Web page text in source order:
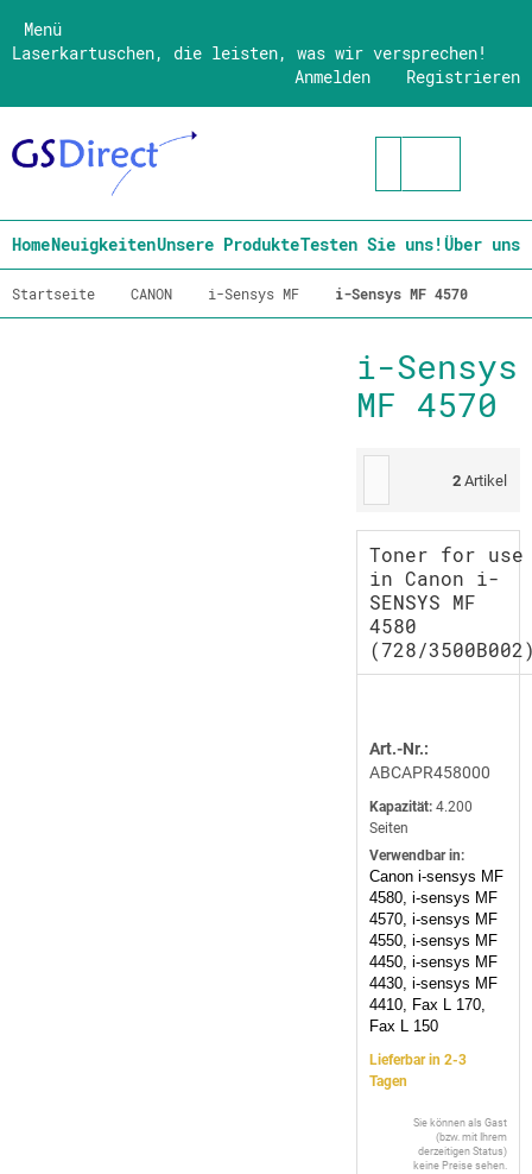
Menü
Laserkartuschen, die leisten, was wir versprechen!
Registrieren
Anmelden
HomeNeuigkeitenUnsere ProdukteTesten Sie uns!Über uns
Startseite CANON i-Sensys MF i-Sensys MF 4570
i-Sensys
MF 4570
2 Artikel
Toner for use
in Canon i-
SENSYS MF
4580
(728/
Art.-Nr.:
ABCAPR458000
Kapazität: 4.200
Seiten
Verwendbar in:
Canon i-sensys MF
4580, i-sensys MF
4570, i-sensys MF
4550, i-sensys MF
4450, i-sensys MF
4430, i-sensys MF
4410, Fax L 170,
Fax L 150
Lieferbar in 2-3
Tagen
Sie können als Gast
(bzw. mit Ihrem
derzeitigen Status)
keine Preise sehen.